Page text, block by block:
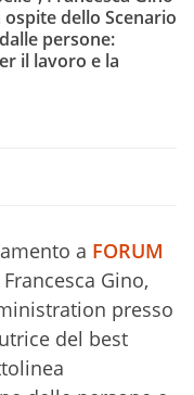
ospite dello Scenario
persone:
il lavoro e la
a FORUM
Gino,
presso
del best